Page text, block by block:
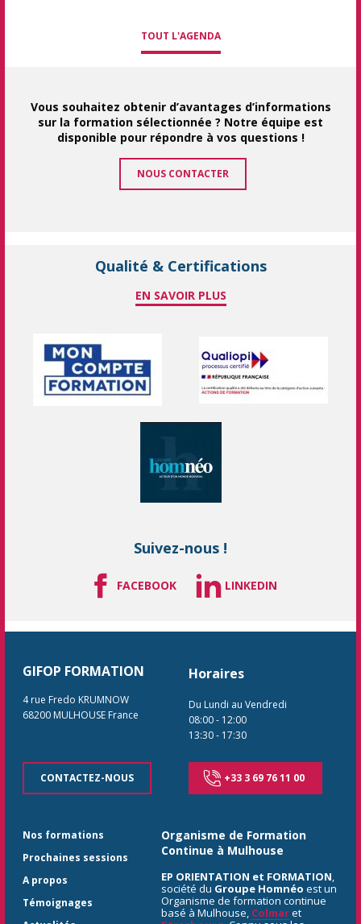
TOUT L'AGENDA
Vous souhaitez obtenir d’avantages d’informations
sur la formation sélectionnée ? Notre équipe est
disponible pour répondre à vos questions !
NOUS CONTACTER
Qualité & Certifications
EN SAVOIR PLUS
Suivez-nous !
FACEBOOK LINKEDIN
GIFOP FORMATION
4 rue Fredo KRUMNOW
68200 MULHOUSE France
CONTACTEZ-NOUS
Horaires
Du Lundi au Vendredi
08:00- 12:00
13:30- 17:30
+33 3 69 76 11 00
Nos formations
Prochaines sessions
A propos
Témoignages
Organisme de Formation
Continue à Mulhouse
EP ORIENTATION et FORMATION,
société du Groupe Homnéo est un
Organisme de formation continue
basé à Mulhouse, Colmaret